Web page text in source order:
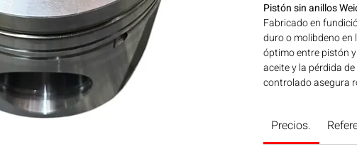
Pistón sin anillos
Fabricado en
duro o molibdeno
óptimo entre pistón
aceite y la pérdida
controlado asegura
SERIES WD-WP |
maquinaria agrícola,
Precios.